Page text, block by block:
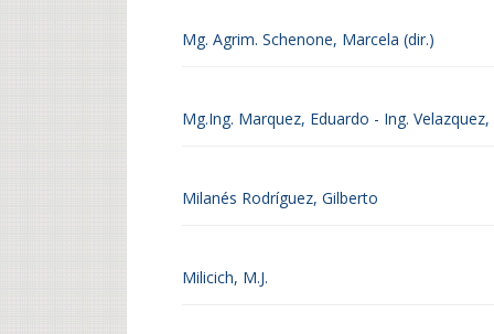
Mg. Agrim. Schenone, Marcela (dir.)
Mg.Ing. Marquez, Eduardo - Ing.
Milanés Rodríguez, Gilberto
Milicich, M.J.